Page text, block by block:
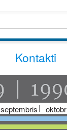
Kontakti
septembris